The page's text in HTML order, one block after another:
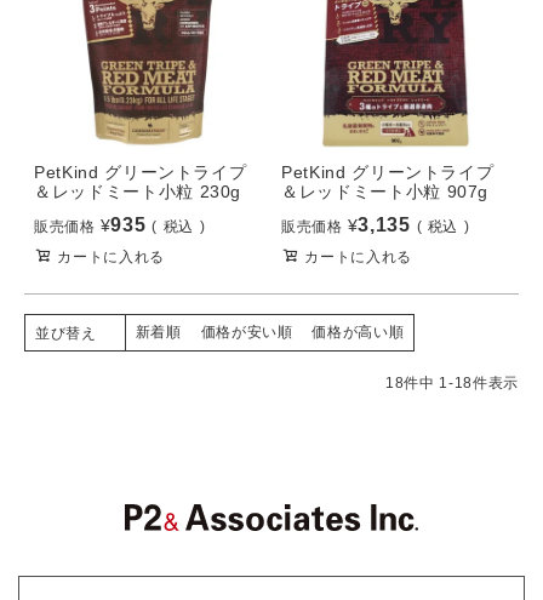
PetKind グリーントライプ
＆レッドミート小粒 230g
販売価格 ¥935
税込
カートに入れる
PetKind グリーントライプ
＆レッドミート小粒 907g
販売価格 ¥3,135
税込
カートに入れる
並び替え 新着順 価格が安い順 価格が高い順
18件中 1-18件表示